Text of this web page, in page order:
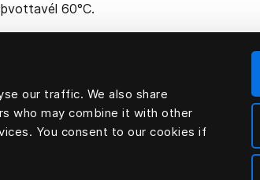
our traffic. We also share
who may combine it with other
You consent to our cookies if
60°C.